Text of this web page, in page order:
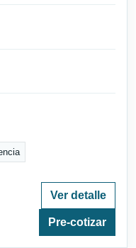
Ver detalle
Pre-cotizar